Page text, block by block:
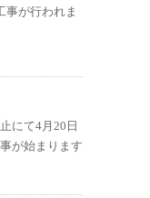
事が行われま
にて4月20日
が始まります